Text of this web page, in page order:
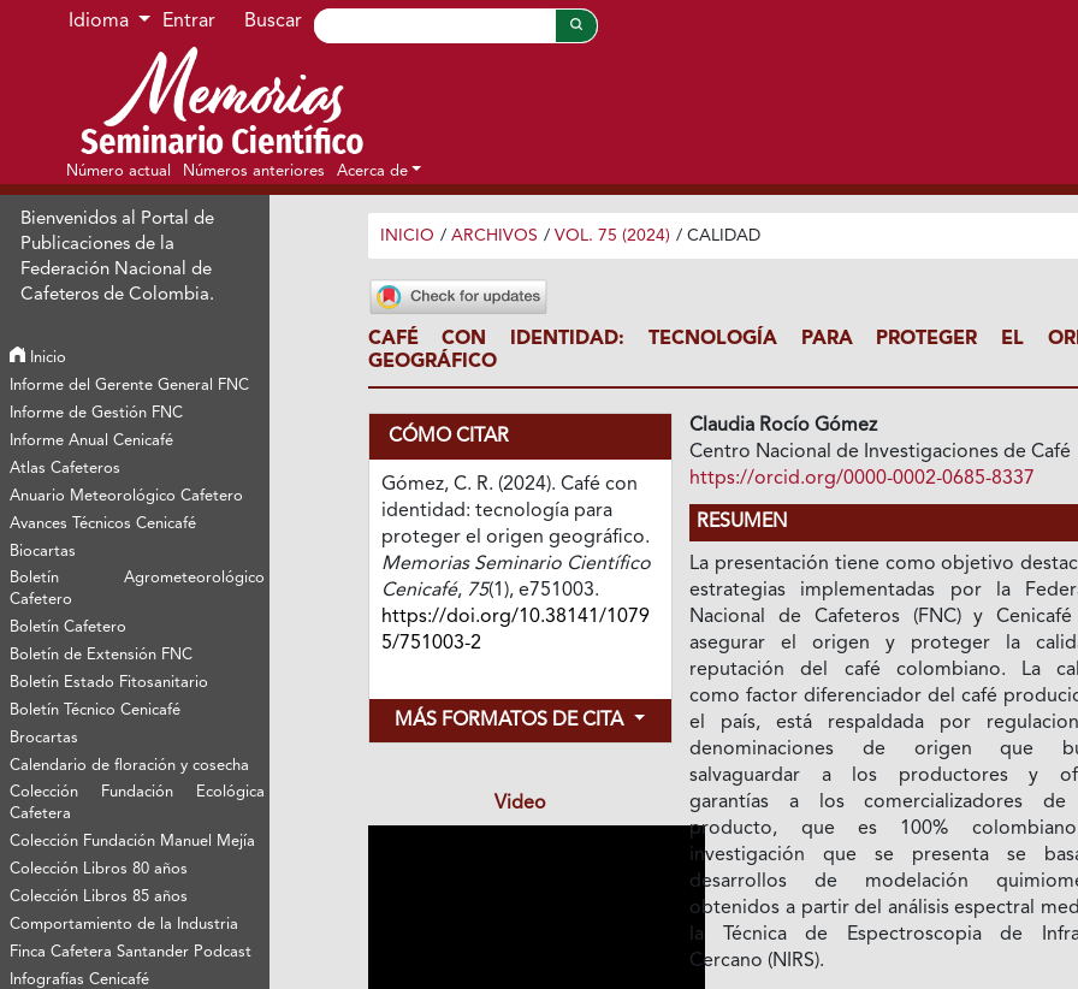
Ir al menú de navegación principal
Ir al contenido principal
Ir al pie de página del sitio
Idioma Entrar Buscar
Número actual Números anteriores Acerca de
Bienvenidos al Portal de
Publicaciones de la
Federación Nacional de
Cafeteros de Colombia.
Inicio
Informe del Gerente General FNC
Informe de Gestión FNC
Informe Anual Cenicafé
Atlas Cafeteros
Anuario Meteorológico Cafetero
Avances Técnicos Cenicafé
Biocartas
Boletín Agrometeorológico
Cafetero
Boletín Cafetero
Boletín de Extensión FNC
Boletín Estado Fitosanitario
Boletín Técnico Cenicafé
Brocartas
Calendario de floración y cosecha
Colección Fundación Ecológica
Cafetera
Colección Fundación Manuel Mejía
Colección Libros 80 años
Colección Libros 85 años
Comportamiento de la Industria
Finca Cafetera Santander Podcast
Infografías Cenicafé
INICIO / ARCHIVOS / VOL. 75 (2024) / CALIDAD
CAFÉ CON IDENTIDAD: TECNOLOGÍA PARA PROTEGER EL
GEOGRÁFICO
CÓMO CITAR
Gómez, C. R. (2024). Café con
identidad: tecnología para
proteger el origen geográfico.
Memorias Seminario Científico
Cenicafé, 75(1), e751003.
https://doi.org/10.38141/1079
5/751003-2
MÁS FORMATOS DE CITA
Video
Claudia Rocío Gómez
Centro Nacional de Investigaciones de Café
https://orcid.org/0000-0002-0685-8337
RESUMEN
La presentación tiene como objetivo
estrategias implementadas por la
Nacional de Cafeteros (FNC) y
asegurar el origen y proteger la
reputación del café colombiano. La
como factor diferenciador del café
el país, está respaldada por
denominaciones de origen que
salvaguardar a los productores y
garantías a los comercializadores de
producto, que es 100%
investigación que se presenta se
desarrollos de modelación
obtenidos a partir del análisis espectral
la Técnica de Espectroscopia de
Cercano (NIRS).